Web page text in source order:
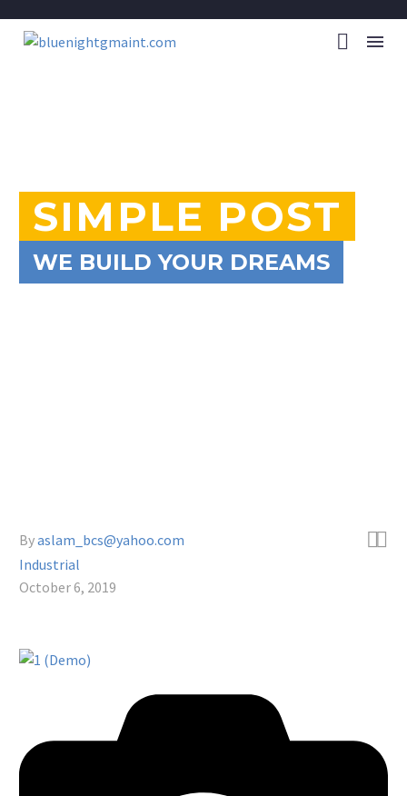
SIMPLE POST
WE BUILD YOUR DREAMS

Byaslam_bcs@yahoo.com
Industrial
October 6, 2019